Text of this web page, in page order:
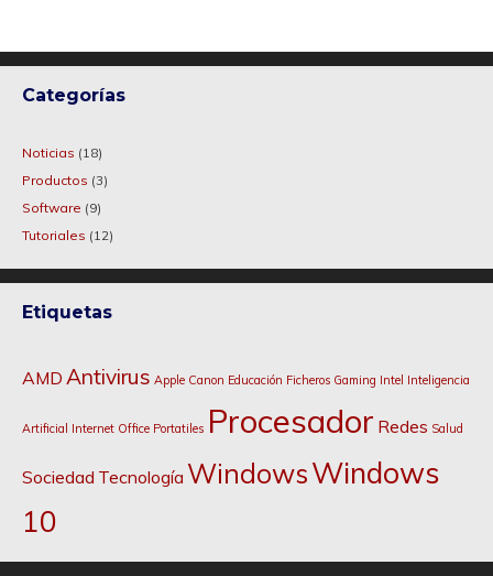
Categorías
Noticias (18)
Productos (3)
Software (9)
Tutoriales (12)
Etiquetas
AMD Antivirus Apple Canon Educación Ficheros Gaming Intel Inteligencia
Artificial Internet Office Portatiles Procesador Redes Salud
Sociedad Tecnología WindowsWindows
10